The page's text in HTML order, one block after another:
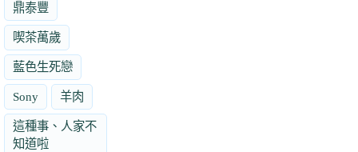
鼎泰豐
喫茶萬歲
藍色生死戀
Sony 羊肉
這種事、人家不
知道啦